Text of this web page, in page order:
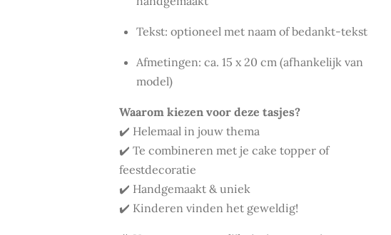
Tekst: optioneel met naam of bedankt-tekst
Afmetingen: ca. 15 x 20 cm (afhankelijk van
model)
Waarom kiezen voor deze tasjes?
✔️ Helemaal in jouw thema
✔️ Te combineren met je cake topper of
feestdecoratie
✔️ Handgemaakt & uniek
✔️ Kinderen vinden het geweldig!